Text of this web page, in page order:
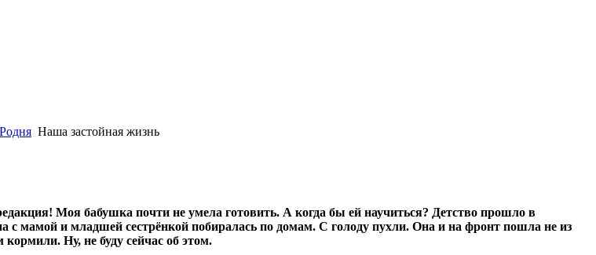
Родня Наша застойная жизнь
Моя бабушка почти не умела готовить. А когда бы ей научиться? Детство прошло в
с мамой и младшей сестрёнкой побиралась по домам. С голоду пухли. Она и на фронт пошла не из
Ну, не буду сейчас об этом.